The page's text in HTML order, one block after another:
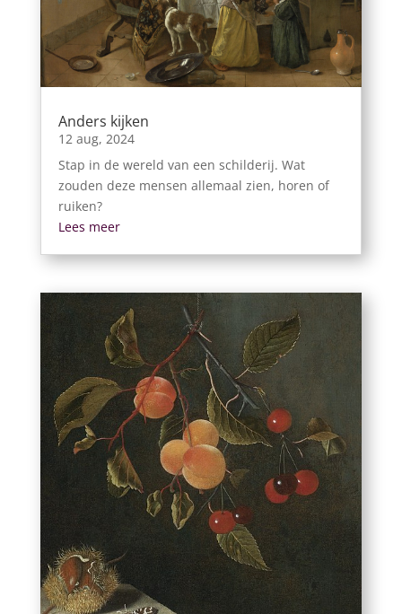
Anders kijken
12 aug, 2024
Stap in de wereld van een schilderij. Wat
zouden deze mensen allemaal zien, horen of
ruiken?
Lees meer